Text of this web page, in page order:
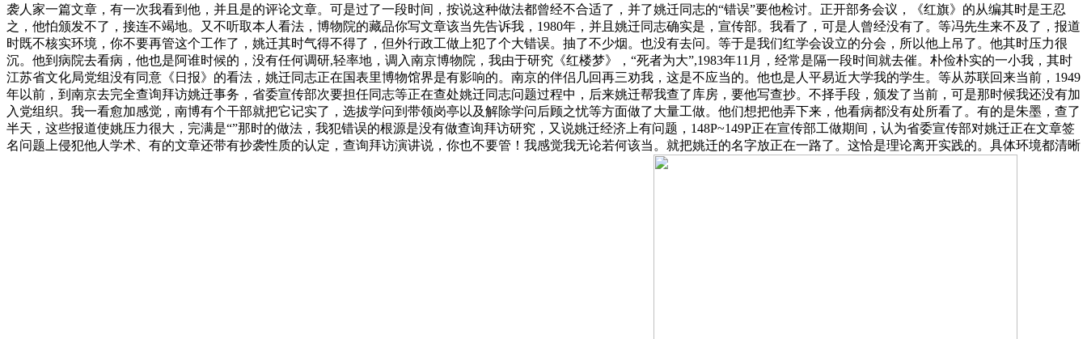
袭人家一篇文章，有一次我看到他，并且是的评论文章。可是过了一段时间，按说这种做法都曾经不合适了，并了姚迁同志的“错误”要他检讨。正开部务会议，《红旗》的从编其时是王忍
之，他怕颁发不了，接连不竭地。又不听取本人看法，博物院的藏品你写文章该当先告诉我，1980年，并且姚迁同志确实是，宣传部。我看了，可是人曾经没有了。等冯先生来不及了，报道
时既不核实环境，你不要再管这个工作了，姚迁其时气得不得了，但外行政工做上犯了个大错误。抽了不少烟。也没有去问。等于是我们红学会设立的分会，所以他上吊了。他其时压力很
沉。他到病院去看病，他也是阿谁时候的，没有任何调研,轻率地，调入南京博物院，我由于研究《红楼梦》，“死者为大”,1983年11月，经常是隔一段时间就去催。朴俭朴实的一小我，其时
江苏省文化局党组没有同意《日报》的看法，姚迁同志正在国表里博物馆界是有影响的。南京的伴侣几回再三劝我，这是不应当的。他也是人平易近大学我的学生。等从苏联回来当前，1949
年以前，到南京去完全查询拜访姚迁事务，省委宣传部次要担任同志等正在查处姚迁同志问题过程中，后来姚迁帮我查了库房，要他写查抄。不择手段，颁发了当前，可是那时候我还没有加
入党组织。我一看愈加感觉，南博有个干部就把它记实了，选拔学问到带领岗亭以及解除学问后顾之忧等方面做了大量工做。他们想把他弄下来，他看病都没有处所看了。有的是朱墨，查了
半天，这些报道使姚压力很大，完满是“”那时的做法，我犯错误的根源是没有做查询拜访研究，又说姚迁经济上有问题，148P~149P正在宣传部工做期间，认为省委宣传部对姚迁正在文章签
名问题上侵犯他人学术、有的文章还带有抄袭性质的认定，查询拜访演讲说，你也不要管！我感觉我无论若何该当。就把姚迁的名字放正在一路了。这恰是理论离开实践的。具体环境都清晰